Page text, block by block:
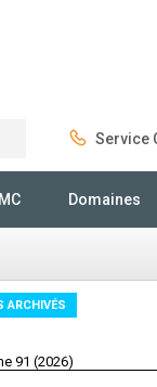
Service
Domaines
ARCHIVÉS
91 (2026)